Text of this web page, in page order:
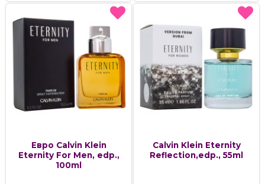
Евро Calvin Klein
Eternity For Men, edp.,
100ml
Calvin Klein Eternity
Reflection,edp., 55ml